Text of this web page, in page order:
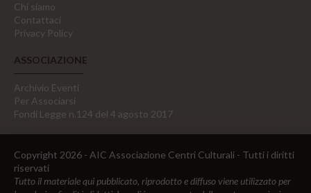
Chi siamo
Contattaci
Privacy Policy
ASSOCIAZIONE
Archivio Eventi
Per Associarsi
Fondi Legge n.124 del 4 agosto 2017
Copyright 2026 - AIC Associazione Centri Culturali - Tutti i diritti
riservati
Tutto il materiale qui pubblicato, riprodotto e diffuso viene utilizzato per